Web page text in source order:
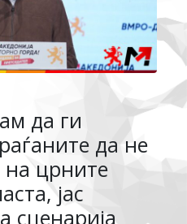
да ги
да не
на црните
јас
сценарија